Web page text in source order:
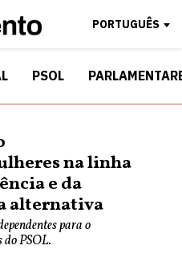
PORTUGUÊS
PSOL
na linha
e da
alternativa
para o
PSOL.